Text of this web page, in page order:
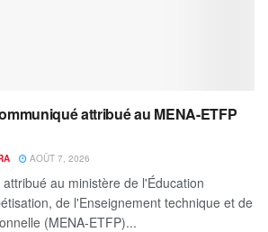
attribué au MENA-ETFP
AOÛT 7, 2026
au ministère de l'Éducation
de l'Enseignement technique et de
(MENA-ETFP)...